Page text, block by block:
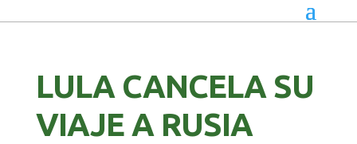
LULA CANCELA SU
VIAJE A RUSIA